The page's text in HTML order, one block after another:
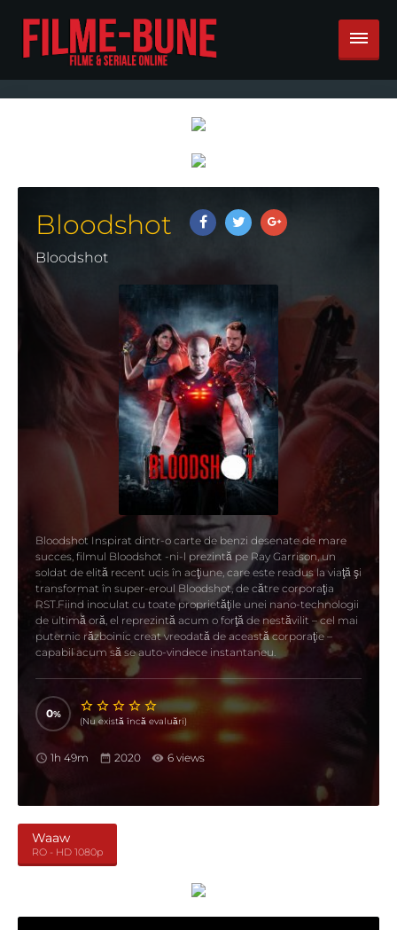
Bloodshot
Bloodshot
Bloodshot Inspirat dintr-o carte de benzi desenate de mare
succes, filmul Bloodshot -ni-l prezintă pe Ray Garrison, un
soldat de elită recent ucis în acţiune, care este readus la viaţă şi
transformat în super-eroul Bloodshot, de către corporaţia
RST.Fiind inoculat cu toate proprietăţile unei nano-technologii
de ultimă oră, el reprezintă acum o forţă de nestăvilit – cel mai
puternic războinic creat vreodată de această corporaţie –
capabil acum să se auto-vindece instantaneu.
0
(Nu există încă evaluări)
1h 49m 2020 6 views
Waaw
RO - HD 1080p